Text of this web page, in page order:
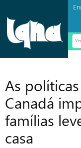
As
Canadá
famílias
casa